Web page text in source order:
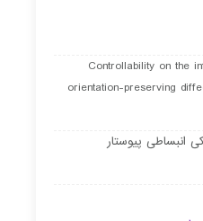
Controllability on the
orientation-preserving
انبساطی پیوستار